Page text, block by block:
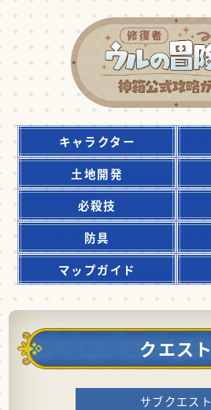
キャラクター
土地開発
必殺技
防具
マップガイド
クエスト
サブクエスト